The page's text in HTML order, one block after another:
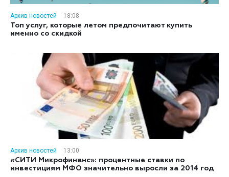
Архив новостей
18:08
Топ услуг, которые летом предпочитают купить
именно со скидкой
Архив новостей
13:00
«СИТИ Микрофинанс»: процентные ставки по
инвестициям МФО значительно выросли за 2014 год